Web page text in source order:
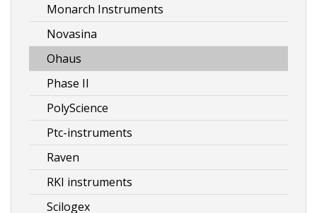
Monarch Instruments
Novasina
Ohaus
Phase II
PolyScience
Ptc-instruments
Raven
RKI instruments
Scilogex